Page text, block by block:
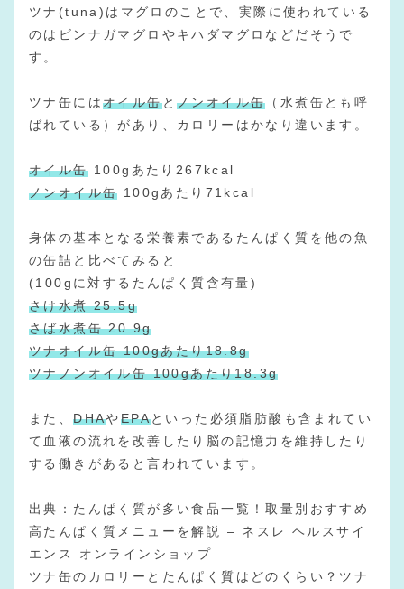
ツナ(tuna)はマグロのことで、実際に使われている
のはビンナガマグロやキハダマグロなどだそうで
す。
ツナ缶にはオイル缶とノンオイル缶 （水煮缶とも呼
ばれている）があり、カロリーはかなり違います。
オイル缶100gあたり267kcal
ノンオイル缶 100gあたり71kcal
身体の基本となる栄養素であるたんぱく質を他の魚
の缶詰と比べてみると
(100gに対するたんぱく質含有量)
さけ水煮 25.5g
さば水煮缶 20.9g
ツナオイル缶 100gあたり18.8g
ツナノンオイル缶 100gあたり18.3g
また、DHAやEPAといった必須脂肪酸も含まれてい
て血液の流れを改善したり脳の記憶力を維持したり
する働きがあると言われています。
出典： たんぱく質が多い食品一覧！取量別おすすめ
高たんぱく質メニューを解説 – ネスレ ヘルスサイ
エンス オンラインショップ
ツナ缶のカロリーとたんぱく質はどのくらい？ツナ